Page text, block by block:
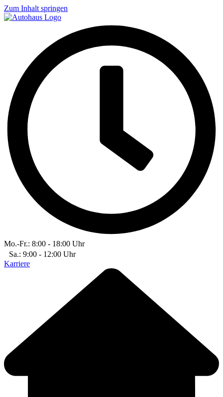
Zum Inhalt springen
Mo.-Fr.: 8:00 - 18:00 Uhr
Sa.: 9:00 - 12:00 Uhr
Karriere